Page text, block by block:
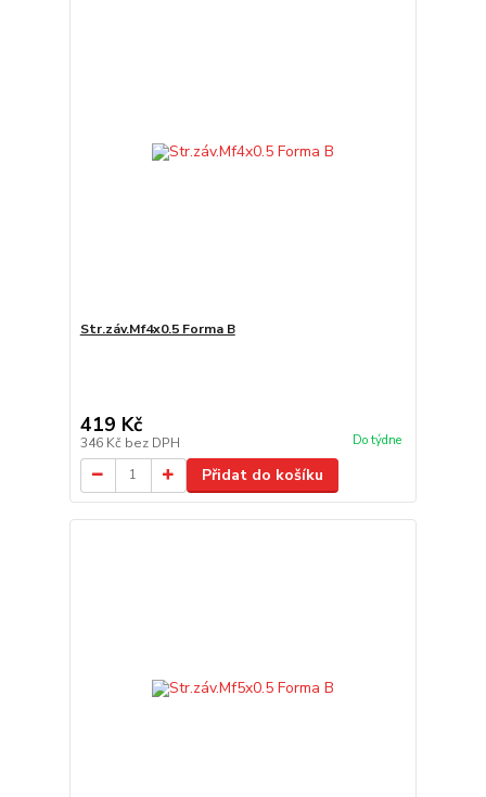
Str.záv.Mf4x0.5 Forma B
419 Kč
346 Kč bez DPH Do týdne
Přidat do košíku